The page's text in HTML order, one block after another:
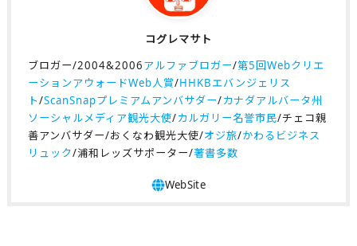
コグレマサト
ブロガー/2004&2006アルファブロガー/第5回Webクリエ
ーションアウォードWeb人賞/HHKBエバンジェリス
ト/ScanSnapプレミアムアンバサダー/カナダアルバータ州
ソーシャルメディア観光大使/カルガリー名誉市民/チェコ親
善アンバサダー/おくなわ観光大使/オジ旅/かわるビジネス
リュック/浦和レッズサポーター/著書多数